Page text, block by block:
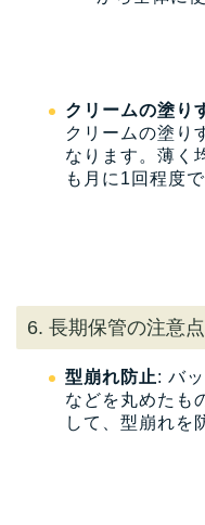
クリームの塗り
クリームの塗り
なります。薄く
も月に1回程度
6. 長期保管の注意点
型崩れ防止: バ
などを丸めたも
して、型崩れを